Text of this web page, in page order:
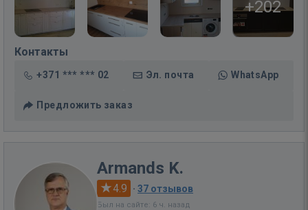
+202
Контакты
+371 *** *** 02 Эл. почта WhatsApp
Предложить заказ
Armands K.
4.9 · 37 отзывов
Был на сайте: 6 ч. назад